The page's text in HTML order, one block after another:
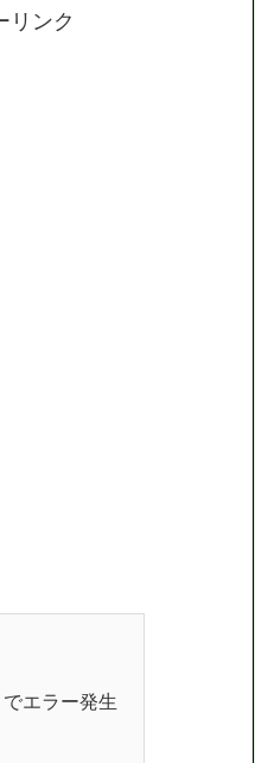
リンク
エラー発生